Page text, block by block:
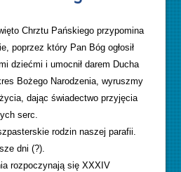
Chrztu Pańskiego przypomina
poprzez który Pan Bóg ogłosił
dziećmi i umocnił darem Ducha
Bożego Narodzenia, wyruszmy
dając świadectwo przyjęcia
serc.
rodzin naszej parafii.
dni (?).
rozpoczynają się XXXIV